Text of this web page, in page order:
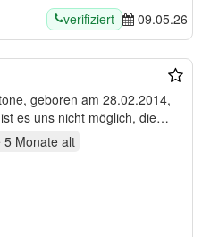
verifiziert 09.05.26
geboren am 28.02.2014,
ist es uns nicht möglich, die…
5 Monate alt